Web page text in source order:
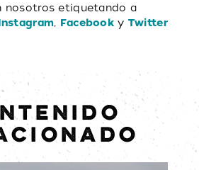
nosotros etiquetando a
, Facebook y Twitter